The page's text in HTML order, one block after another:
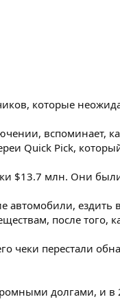
которые
вспоминает,
Quick Pick,
$13.7 млн. Они
автомобили,
после
чеки перестали
долгами, и